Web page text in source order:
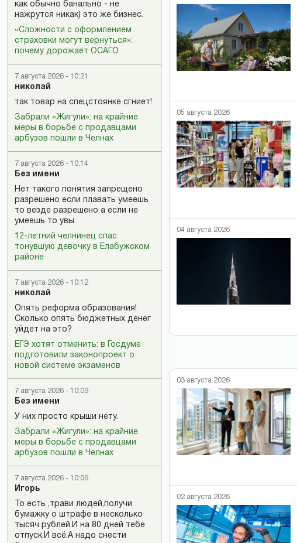
как обычно банально - не
нажрутся никак) это же бизнес.
«Сложности с оформлением
страховки могут вернуться»:
почему дорожает ОСАГО
7 августа 2026 - 10:21
николай
так товар на спецстоянке сгниет!
Забрали «Жигули»: на крайние
меры в борьбе с продавцами
арбузов пошли в Челнах
7 августа 2026 - 10:14
Без имени
Нет такого понятия запрещено
разрешено если плавать умеешь
то везде разрешено а если не
умеешь то увы.
12-летний челнинец спас
тонувшую девочку в Елабужском
районе
7 августа 2026 - 10:12
николай
Опять реформа образования!
Сколько опять бюджетных денег
уйдет на это?
ЕГЭ хотят отменить: в Госдуме
подготовили законопроект о
новой системе экзаменов
7 августа 2026 - 10:09
Без имени
У них просто крыши нету.
Забрали «Жигули»: на крайние
меры в борьбе с продавцами
арбузов пошли в Челнах
7 августа 2026 - 10:06
Игорь
То есть ,трави людей,получи
бумажку о штрафе в несколько
тысяч рублей.И на 80 дней тебе
отпуск.И всё.А надо снести
05 августа 2026
04 августа 2026
03 августа 2026
02 августа 2026